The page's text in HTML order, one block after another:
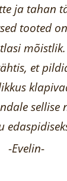
ja tahan
tooted
mõistlik.
et
sellise
-Evelin-